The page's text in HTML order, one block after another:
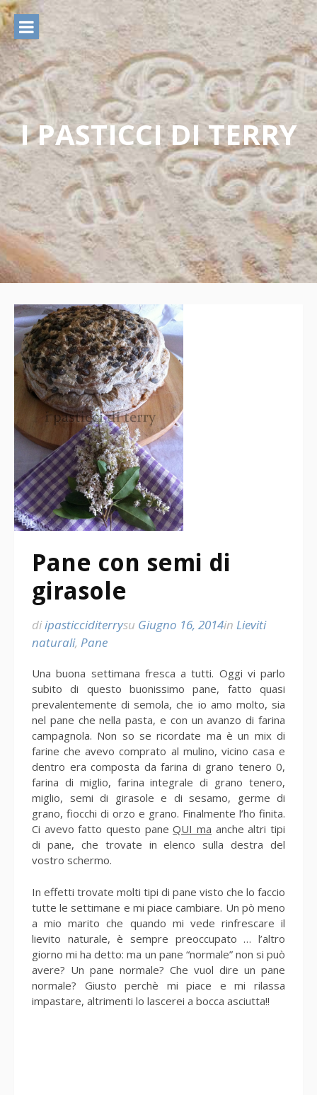
Vai
al
contenuto
I PASTICCI DI TERRY
Pane con semi di
girasole
diipasticciditerrysu Giugno 16, 2014in Lieviti
naturali, Pane
Una buona settimana fresca a tutti. Oggi vi parlo
subito di questo buonissimo pane, fatto quasi
prevalentemente di semola, che io amo molto, sia
nel pane che nella pasta, e con un avanzo di farina
campagnola. Non so se ricordate ma è un mix di
farine che avevo comprato al mulino, vicino casa e
dentro era composta da farina di grano tenero 0,
farina di miglio, farina integrale di grano tenero,
miglio, semi di girasole e di sesamo, germe di
grano, fiocchi di orzo e grano. Finalmente l’ho finita.
Ci avevo fatto questo paneQUI ma anche altri tipi
di pane, che trovate in elenco sulla destra del
vostro schermo.
In effetti trovate molti tipi di pane visto che lo faccio
tutte le settimane e mi piace cambiare. Un pò meno
a mio marito che quando mi vede rinfrescare il
lievito naturale, è sempre preoccupato … l’altro
giorno mi ha detto: ma un pane “normale” non si può
avere? Un pane normale? Che vuol dire un pane
normale? Giusto perchè mi piace e mi rilassa
impastare, altrimenti lo lascerei a bocca asciutta!!